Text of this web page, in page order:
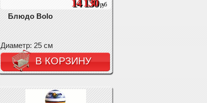
14 130руб
Блюдо Bolo
Диаметр: 25 см
В КОРЗИНУ